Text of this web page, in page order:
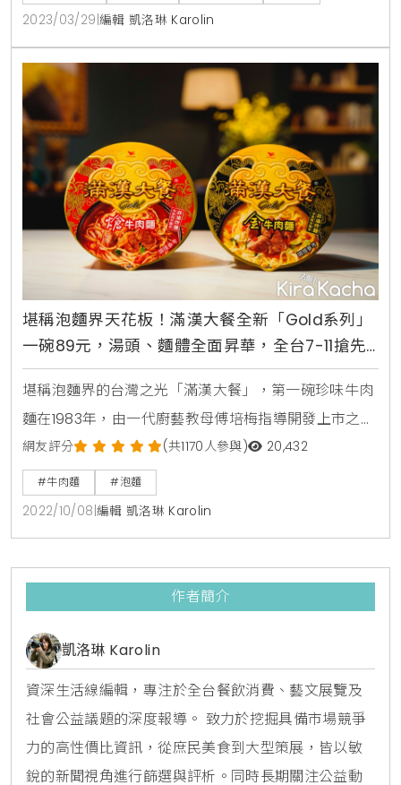
一蝦仁飯」。為了讓好吃的蝦仁飯被更多人喜歡，忠青
商行3/31插旗「大葉高島屋百貨」，要讓天母人品嚐台
北第一的蝦仁飯。全店面積21坪及30個座席區，配置
70%以上的卡座沙發，提升用餐舒適度；而店裝延續品
牌的復古
2023/03/29 編輯 凱洛琳 Karolin
堪稱泡麵界天花板！滿漢大餐全新「Gold系列」
一碗89元，湯頭、麵體全面昇華，全台7-11搶先
開賣
堪稱泡麵界的台灣之光「滿漢大餐」，第一碗珍味牛肉
麵在1983年，由一代廚藝教母傅培梅指導開發上市之
後，就一直是許多人心中的第一碗「牛肉麵」泡麵。這
一次滿漢大餐為了讓老饕有更多的選擇，將以經典川菜
為雛形，開發各具特色的「金牛肉麵」與「熗牛肉麵」
兩款黃金比例湯頭，淺嚐一口即可感受麻、辣、鮮、香
等層次分明的帶勁風味，吃一口就會喜歡。第一款「金
牛肉麵」擁有黃金色的酸辣風味湯頭，湯底以牛、豬、
網友評分 (共1170人參與) 20,432
#牛肉麵 #泡麵
2022/10/08 編輯 凱洛琳 Karolin
作者簡介
凱洛琳 Karolin
資深生活線編輯，專注於全台餐飲消費、藝文展覽及
社會公益議題的深度報導。 致力於挖掘具備市場競爭
力的高性價比資訊，從庶民美食到大型策展，皆以敏
銳的新聞視角進行篩選與評析。同時長期關注公益動